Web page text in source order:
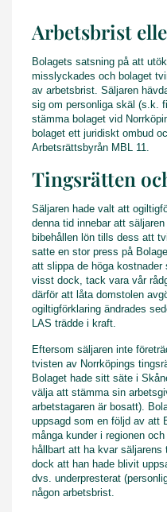
Arbetsbrist
Bolagets satsning på att
misslyckades och bolaget
av arbetsbrist. Säljaren
sig om personliga skäl (s.k.
stämma bolaget vid
bolaget ett juridiskt ombud
Arbetsrättsbyrån MBL 11.
Tingsrätten
Säljaren hade valt att
denna tid innebar att
bibehållen lön tills dess att
satte en stor press på
att slippa de höga
visst dock, tack vara vår
därför att låta domstolen
ogiltigförklaring ändrades
LAS trädde i kraft.
Eftersom säljaren inte
tvisten av Norrköpings
Bolaget hade sitt säte i
välja att stämma sin
arbetstagaren är bosatt).
uppsagd som en följd av att
många kunder i regionen
hållbart att ha kvar
dock att han hade blivit
dvs. underpresterat
någon arbetsbrist.